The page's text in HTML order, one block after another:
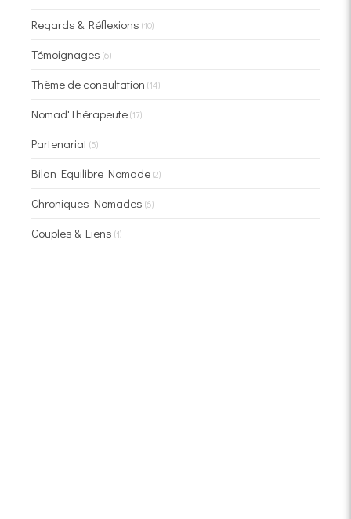
Regards & Réflexions (10)
Témoignages (6)
Thème de consultation (14)
Nomad'Thérapeute(17)
Partenariat(5)
Bilan Equilibre Nomade(2)
Chroniques Nomades (6)
Couples & Liens (1)